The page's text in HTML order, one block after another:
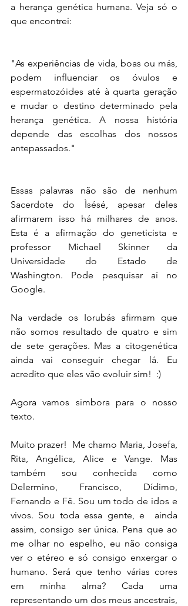
a herança genética humana. Veja só o
que encontrei:
"As experiências de vida, boas ou más,
podem influenciar os óvulos e
espermatozóides até à quarta geração
e mudar o destino determinado pela
herança genética. A nossa história
depende das escolhas dos nossos
antepassados."
Essas palavras não são de nenhum
Sacerdote do Ìsésé, apesar deles
afirmarem isso há milhares de anos.
Esta é a afirmação do geneticista e
professor Michael Skinner da
Universidade do Estado de
Washington. Pode pesquisar aí no
Google.
Na verdade os Iorubás afirmam que
não somos resultado de quatro e sim
de sete gerações. Mas a citogenética
ainda vai conseguir chegar lá. Eu
acredito que eles vão evoluir sim!  :)
Agora vamos simbora para o nosso
texto.
Muito prazer!  Me chamo Maria, Josefa,
Rita, Angélica, Alice e Vange. Mas
também sou conhecida como
Delermino, Francisco, Dídimo,
Fernando e Fê. Sou um todo de idos e
vivos. Sou toda essa gente, e  ainda
assim, consigo ser única. Pena que ao
me olhar no espelho, eu não consiga
ver o etéreo e só consigo enxergar o
humano. Será que tenho várias cores
em minha alma? Cada uma
representando um dos meus ancestrais,